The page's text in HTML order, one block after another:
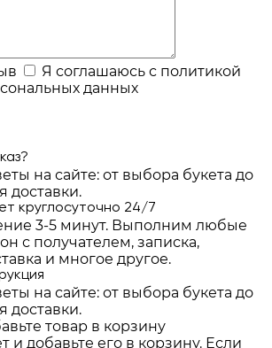
Я соглашаюсь с политикой
данных
на сайте: от выбора букета до
доставки.
круглосуточно 24/7
3-5 минут. Выполним любые
с получателем, записка,
и многое другое.
на сайте: от выбора букета до
доставки.
товар в корзину
и добавьте его в корзину. Если